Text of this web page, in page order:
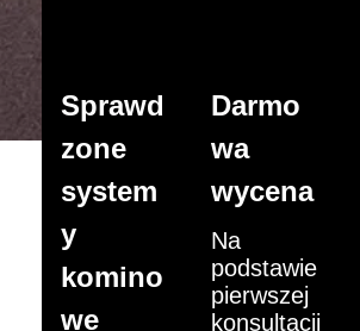
Sprawd
zone
system
y
komino
we
Darmo
wa
wycena
Na
podstawie
pierwszej
konsultacji